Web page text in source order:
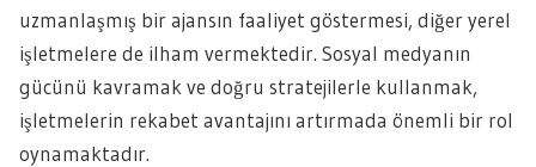
uzmanlaşmış bir ajansın faaliyet göstermesi, diğer yerel
işletmelere de ilham vermektedir. Sosyal medyanın
gücünü kavramak ve doğru stratejilerle kullanmak,
işletmelerin rekabet avantajını artırmada önemli bir rol
oynamaktadır.